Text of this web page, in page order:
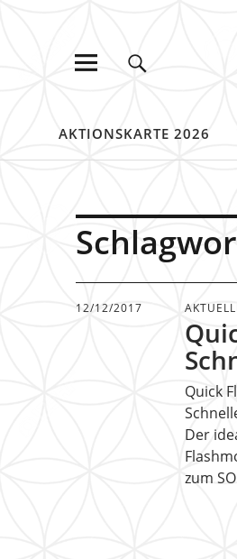
AKTIONSKARTE 2026
12/12/2017
Quick
Der
zum